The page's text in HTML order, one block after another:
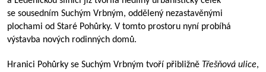
se sousedním Suchým Vrbným, oddělený nezastavěnými
plochami od Staré Pohůrky. V tomto prostoru nyní probíhá
výstavba nových rodinných domů.
Hranici Pohůrky se Suchým Vrbným tvoří přibližně Třešňová ulice,